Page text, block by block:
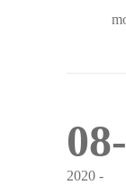
2020 -